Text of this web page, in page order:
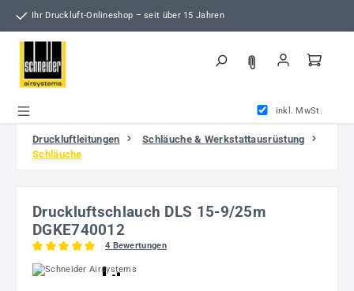
Zum Hauptinhalt springen
Ihr Druckluft-Onlineshop – seit über 15 Jahren
inkl. MwSt.
Druckluftleitungen
Schläuche & Werkstattausrüstung
Schläuche
Druckluftschlauch DLS 15-9/25m
DGKE740012
Durchschnittliche Bewertung von 5 von 5 Sternen
4 Bewertungen